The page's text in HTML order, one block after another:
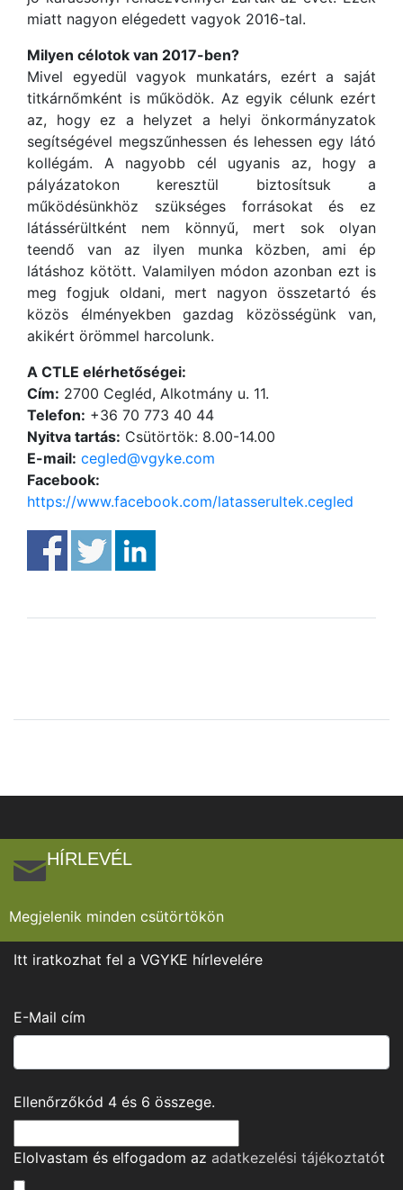
miatt nagyon elégedett vagyok 2016-tal.
Milyen célotok van 2017-ben?
Mivel egyedül vagyok munkatárs, ezért a saját
titkárnőmként is működök. Az egyik célunk ezért
az, hogy ez a helyzet a helyi önkormányzatok
segítségével megszűnhessen és lehessen egy látó
kollégám. A nagyobb cél ugyanis az, hogy a
pályázatokon keresztül biztosítsuk a
működésünkhöz szükséges forrásokat és ez
látássérültként nem könnyű, mert sok olyan
teendő van az ilyen munka közben, ami ép
látáshoz kötött. Valamilyen módon azonban ezt is
meg fogjuk oldani, mert nagyon összetartó és
közös élményekben gazdag közösségünk van,
akikért örömmel harcolunk.
A CTLE elérhetőségei:
Cím: 2700 Cegléd, Alkotmány u. 11.
Telefon: +36 70 773 40 44
Nyitva tartás: Csütörtök: 8.00-14.00
E-mail: cegled@vgyke.com
Facebook:
https://www.facebook.com/latasserultek.cegled
HÍRLEVÉL
Megjelenik minden csütörtökön
Itt iratkozhat fel a VGYKE hírlevelére
E-Mail cím
Ellenőrzőkód 4 és 6 összege.
Elolvastam és elfogadom az adatkezelési tájékoztatót